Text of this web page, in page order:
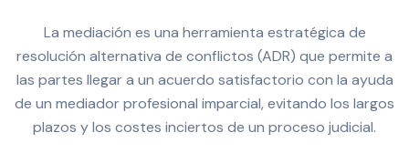
La mediación es una herramienta estratégica de
resolución alternativa de conflictos (ADR) que permite a
las partes llegar a un acuerdo satisfactorio con la ayuda
de un mediador profesional imparcial, evitando los largos
plazos y los costes inciertos de un proceso judicial.